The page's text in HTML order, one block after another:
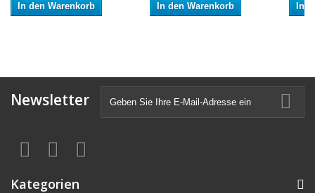
In den Warenkorb In den Warenkorb In
Newsletter
Kategorien